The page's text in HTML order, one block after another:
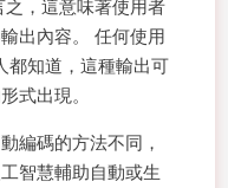
，這意味著使用者
出內容。 任何使用
都知道，這種輸出可
式出現。
編碼的方法不同，
智慧輔助自動或生